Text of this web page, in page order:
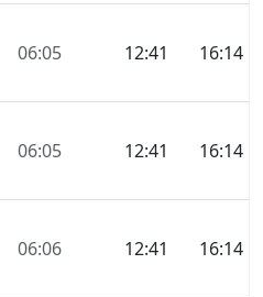
06:05 12:41 16:14
06:05 12:41 16:14
06:06 12:41 16:14